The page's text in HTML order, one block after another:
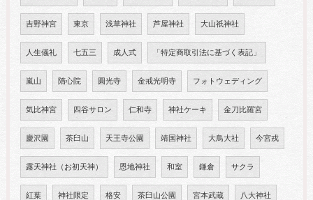
吉野神宮 東京 浅草神社 芦屋神社 大山祇神社
人生儀礼 七五三 成人式 「特定商取引法に基づく表記」
嵐山 隋心院 圓光寺 金戒光明寺 フォトウェディング
気比神宮 四谷サロン 仁和寺 神社ケーキ 金刀比羅宮
慶沢園 茶臼山 天王寺公園 靖国神社 大鳥大社 今宮戎
露天神社（お初天神） 恩地神社 和室 鎌倉 サクラ
紅葉 神社限定 格安 茶臼山公園 宮本武蔵 八大神社